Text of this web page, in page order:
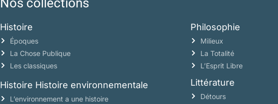
Histoire
Époques
La Chose Publique
Les classiques
Histoire Histoire environnementale
L’environnement a une histoire
Philosophie
Milieux
La Totalité
L’Esprit Libre
Littérature
Détours